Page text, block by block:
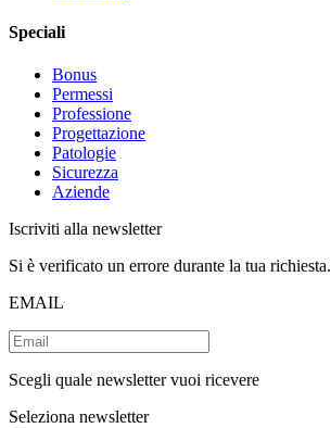
Speciali
Bonus
Permessi
Professione
Progettazione
Patologie
Sicurezza
Aziende
Iscriviti alla newsletter
Si è verificato un errore durante la tua richiesta.
EMAIL
Scegli quale newsletter vuoi ricevere
Seleziona newsletter